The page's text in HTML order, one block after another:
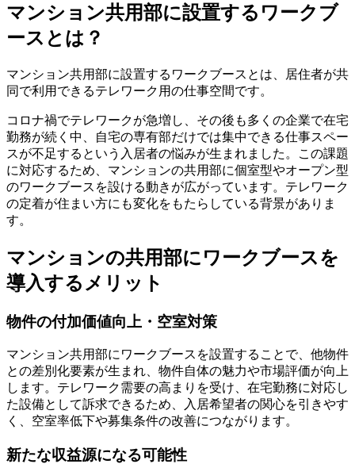
マンション共用部に設置するワークブ
ースとは？
マンション共用部に設置するワークブースとは、居住者が共
同で利用できるテレワーク用の仕事空間です。
コロナ禍でテレワークが急増し、その後も多くの企業で在宅
勤務が続く中、自宅の専有部だけでは集中できる仕事スペー
スが不足するという入居者の悩みが生まれました。この課題
に対応するため、マンションの共用部に個室型やオープン型
のワークブースを設ける動きが広がっています。テレワーク
の定着が住まい方にも変化をもたらしている背景がありま
す。
マンションの共用部にワークブースを
導入するメリット
物件の付加価値向上・空室対策
マンション共用部にワークブースを設置することで、他物件
との差別化要素が生まれ、物件自体の魅力や市場評価が向上
します。テレワーク需要の高まりを受け、在宅勤務に対応し
た設備として訴求できるため、入居希望者の関心を引きやす
く、空室率低下や募集条件の改善につながります。
新たな収益源になる可能性